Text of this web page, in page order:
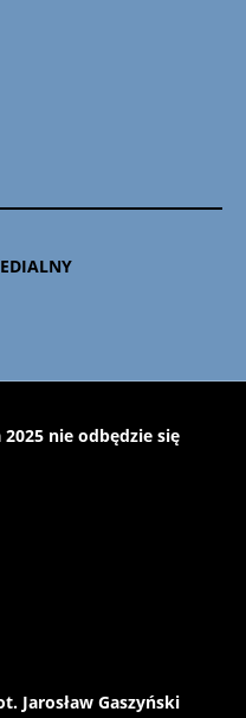
nie odbędzie się
Jarosław Gaszyński